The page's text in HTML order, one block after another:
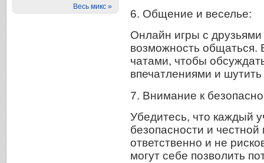
6. Общение и веселье:
Онлайн игры с
возможность общаться.
чатами, чтобы
впечатлениями и
7. Внимание к
Убедитесь, что каждый
безопасности и
ответственно и не
могут себе позволить
Весь микс »